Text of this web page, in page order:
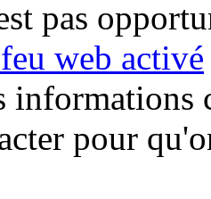
pas
web activé
informations
pour